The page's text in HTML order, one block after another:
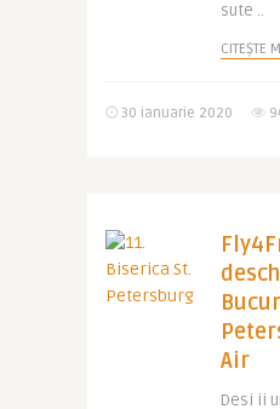
sute ..
CITEȘTE
30 ianuarie 2020
Air
Desi ii